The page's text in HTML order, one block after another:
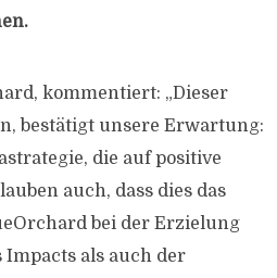
kommentiert: „Dieser
bestätigt unsere Erwartung:
die auf positive
auch, dass dies das
bei der Erzielung
als auch der